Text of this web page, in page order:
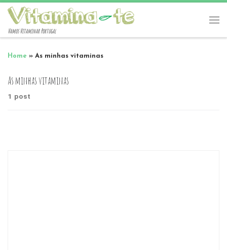
Vamos Vitaminar Portugal
Home » As minhas vitaminas
As minhas vitaminas
1 post